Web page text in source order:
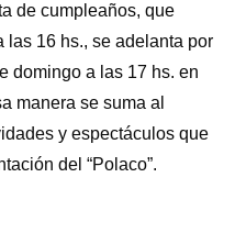
de cumpleaños, que
las 16 hs., se adelanta por
domingo a las 17 hs. en
manera se suma al
y espectáculos que
del “Polaco”.